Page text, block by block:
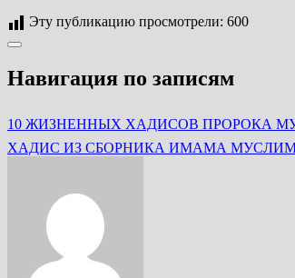
Эту публикацию просмотрели: 600
Навигация по записям
ХАДИС ИЗ СБОРНИКА ИМАМА